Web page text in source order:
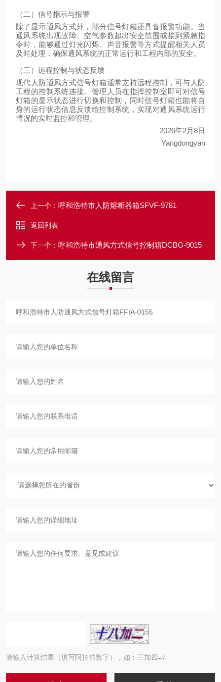
（二）信号指示与报警
除了显示通风方式外，部分信号灯箱还具备报警功能。当
通风系统出现故障、空气参数超出安全范围或接到紧急指
令时，能够通过灯光闪烁、声音报警等方式提醒相关人员
及时处理，确保通风系统的正常运行和工程内部的安全。
（三）远程控制与状态反馈
现代人防通风方式信号灯箱通常支持远程控制，可与人防
工程的控制系统连接。管理人员在指挥控制室即可对信号
灯箱的显示状态进行切换和控制，同时信号灯箱也能将自
身的运行状态信息反馈给控制系统，实现对通风系统运行
情况的实时监控和管理。
2026年2月8日
Yangdongyan
上一个： 呼和浩特市人防熔断器箱SFVF-9781
返回列表
下一个： 呼和浩特市通风方式信号控制箱DCBG-9015
在线留言
请输入计算结果（填写阿拉伯数字），如：三加四=7